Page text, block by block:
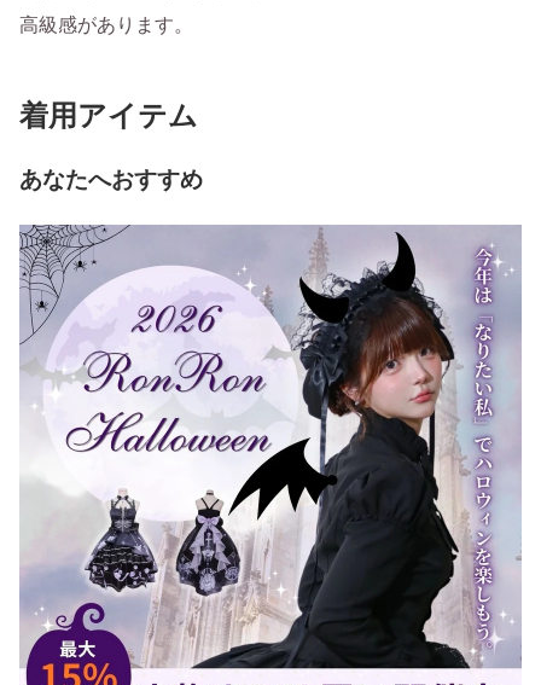
高級感があります。
着用アイテム
あなたへおすすめ